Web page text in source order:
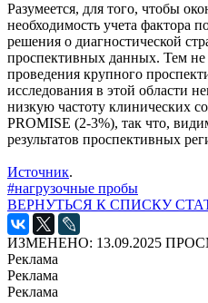
Разумеется, для того, чтобы
необходимость учета фактора
решения о диагностической
проспективных данных. Тем не
проведения крупного
исследования в этой области
низкую частоту клинических
PROMISE (2-3%), так что,
результатов проспективных
Источник.
#нагрузочные пробы
ВЕРНУТЬСЯ К СПИСКУ
ИЗМЕНЕНО: 13.09.2025
Реклама
Реклама
Реклама